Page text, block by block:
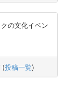
の文化イベン
(投稿一覧)